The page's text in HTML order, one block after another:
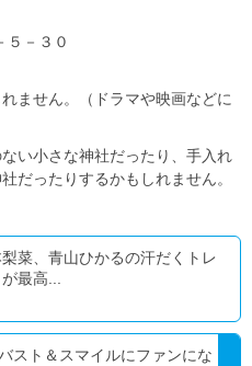
－３０
ません。（ドラマや映画などに
い小さな神社だったり、手入れ
だったりするかもしれません。
菜、青山ひかるの汗だくトレ
最高...
スト＆スマイルにファンにな